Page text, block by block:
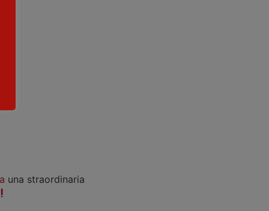
una straordinaria